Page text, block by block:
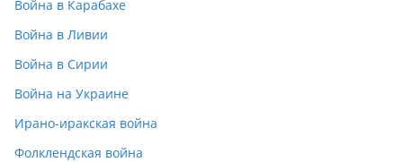
Война в Карабахе
Война в Ливии
Война в Сирии
Война на Украине
Ирано-иракская война
Фолклендская война